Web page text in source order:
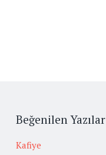
Beğenilen Yazılar
Kafiye